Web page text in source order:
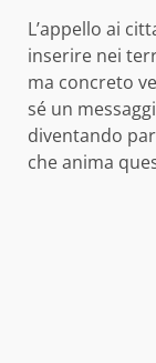
L’appello ai
inserire nei
ma concreto
sé un
diventando
che anima